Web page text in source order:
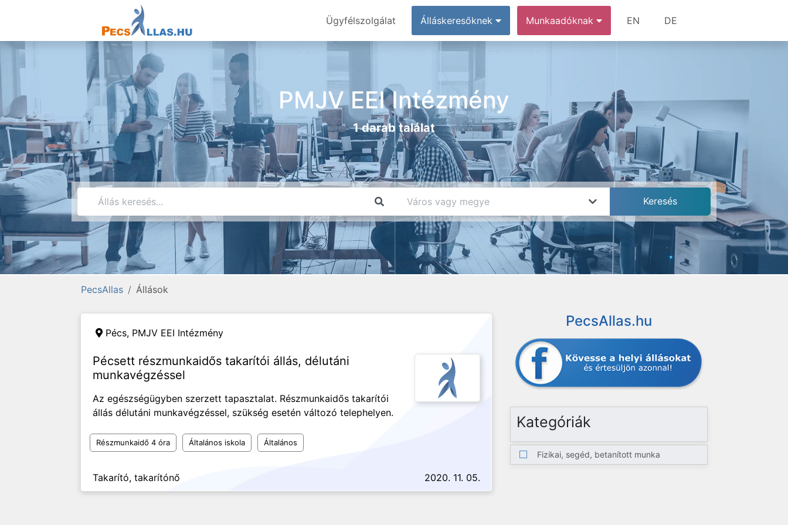
Ügyfélszolgálat Álláskeresőknek Munkaadóknak EN DE
PMJV EEI Intézmény
1 darab találat
PecsAllas Állások
Pécs, PMJV EEI Intézmény
Pécsett részmunkaidős takarítói állás, délutáni
munkavégzéssel
Az egészségügyben szerzett tapasztalat. Részmunkaidős takarítói
állás délutáni munkavégzéssel, szükség esetén változó telephelyen.
Részmunkaidő 4 óra Általános iskola Általános
Takarító, takarítónő 2020. 11. 05.
PecsAllas.hu
Kategóriák
Fizikai, segéd, betanított munka